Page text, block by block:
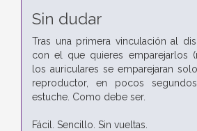
Sin dudar
Tras una primera vinculación al
con el que quieres emparejarlos
los auriculares se emparejaran
reproductor, en pocos
estuche. Como debe ser.
Fácil. Sencillo. Sin vueltas.